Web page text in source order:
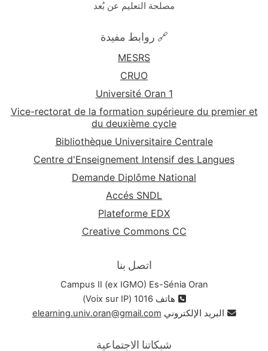
مصلحة التعليم عن بُعد
🔗 روابط مفيدة
MESRS
CRUO
Université Oran 1
Vice-rectorat de la formation supérieure du premier et
du deuxième cycle
Bibliothèque Universitaire Centrale
Centre d'Enseignement Intensif des Langues
Demande Diplôme National
Accés SNDL
Plateforme EDX
Creative Commons CC
اتصل بنا
Campus II (ex IGMO) Es-Sénia Oran
هاتف 1016 (Voix sur IP)
البريد الإلكتروني elearning.univ.oran@gmail.com
شبكاتنا الاجتماعية